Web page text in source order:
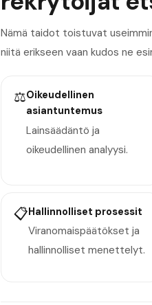
Nämä taidot toistuvat
niitä erikseen vaan kudos ne
⚖️Oikeudellinen
asiantuntemus
Lainsäädäntö ja
oikeudellinen analyysi.
📋Hallinnolliset prosessit
Viranomaispäätökset ja
hallinnolliset menettelyt.